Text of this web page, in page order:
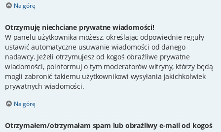
Na górę
Otrzymuję niechciane prywatne wiadomości!
W panelu użytkownika możesz, określając odpowiednie reguły
ustawić automatyczne usuwanie wiadomości od danego
nadawcy. Jeżeli otrzymujesz od kogoś obraźliwe prywatne
wiadomości, poinformuj o tym moderatorów witryny, którzy będą
mogli zabronić takiemu użytkownikowi wysyłania jakichkolwiek
prywatnych wiadomości.
Na górę
Otrzymałem/otrzymałam spam lub obraźliwy e-mail od kogoś